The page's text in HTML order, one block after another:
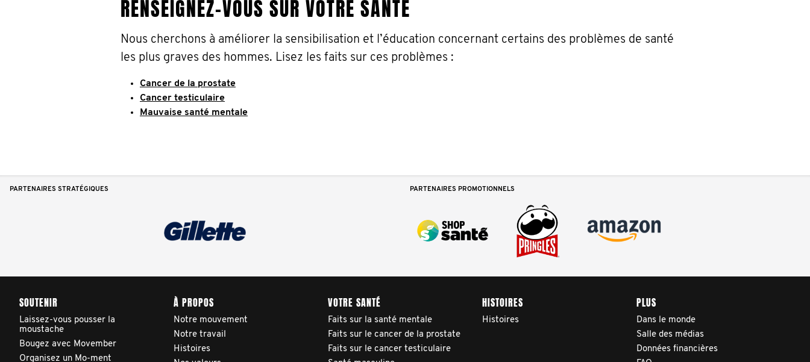
RENSEIGNEZ-VOUS SUR VOTRE SANTÉ
Nous cherchons à améliorer la sensibilisation et l’éducation concernant certains des problèmes de santé
les plus graves des hommes. Lisez les faits sur ces problèmes :
Cancer de la prostate
Cancer testiculaire
Mauvaise santé mentale
PARTENAIRES STRATÉGIQUES PARTENAIRES PROMOTIONNELS
SOUTENIR
Laissez-vous pousser la
moustache
Bougez avec Movember
Organisez un Mo-ment
À PROPOS
Notre mouvement
Notre travail
Histoires
VOTRE SANTÉ
Faits sur la santé mentale
Faits sur le cancer de la prostate
Faits sur le cancer testiculaire
HISTOIRES
Histoires
PLUS
Dans le monde
Salle des médias
Données financières